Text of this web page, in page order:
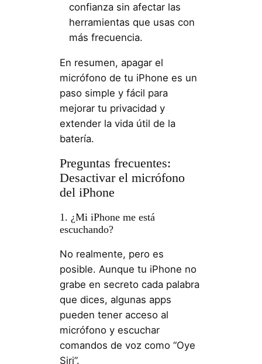
confianza sin afectar las
herramientas que usas con
más frecuencia.
En resumen, apagar el
micrófono de tu iPhone es un
paso simple y fácil para
mejorar tu privacidad y
extender la vida útil de la
batería.
Preguntas frecuentes:
Desactivar el micrófono
del iPhone
1. ¿Mi iPhone me está
escuchando?
No realmente, pero es
posible. Aunque tu iPhone no
grabe en secreto cada palabra
que dices, algunas apps
pueden tener acceso al
micrófono y escuchar
comandos de voz como “Oye
Siri”.